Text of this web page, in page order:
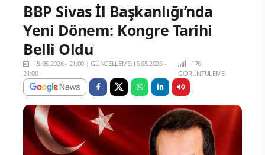
BBP Sivas İl Başkanlığı’nda
Yeni Dönem: Kongre Tarihi
Belli Oldu
15.05.2026 - 21:00 |GÜNCELLEME:15.05.2026 -
21:00
176
GÖRÜNTÜLEME